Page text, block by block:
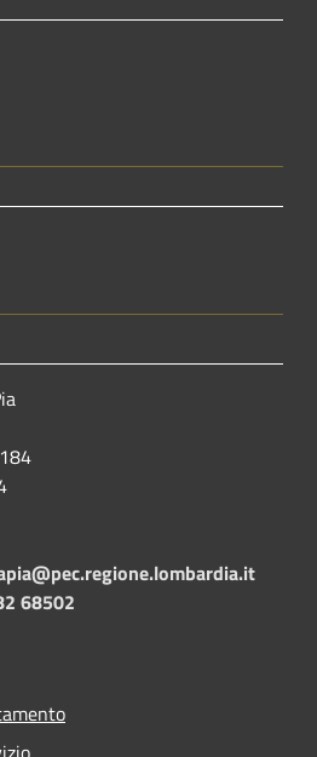
regione.lombardia.it
68502